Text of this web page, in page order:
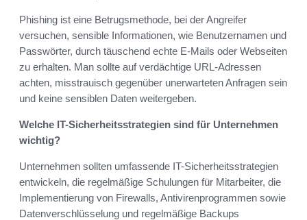
Phishing ist eine Betrugsmethode, bei der Angreifer
versuchen, sensible Informationen, wie Benutzernamen und
Passwörter, durch täuschend echte E-Mails oder Webseiten
zu erhalten. Man sollte auf verdächtige URL-Adressen
achten, misstrauisch gegenüber unerwarteten Anfragen sein
und keine sensiblen Daten weitergeben.
Welche IT-Sicherheitsstrategien sind für Unternehmen
wichtig?
Unternehmen sollten umfassende IT-Sicherheitsstrategien
entwickeln, die regelmäßige Schulungen für Mitarbeiter, die
Implementierung von Firewalls, Antivirenprogrammen sowie
Datenverschlüsselung und regelmäßige Backups